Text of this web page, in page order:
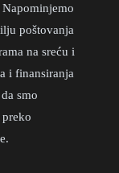
poštovanja
na sreću i
i finansiranja
smo